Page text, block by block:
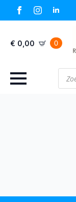
€ 0,00 0